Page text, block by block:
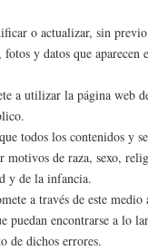
o actualizar, sin
fotos y datos que
a utilizar la página web
todos los contenidos y
motivos de raza, sexo,
y de la infancia.
a través de este
puedan encontrarse a lo
de dichos errores.